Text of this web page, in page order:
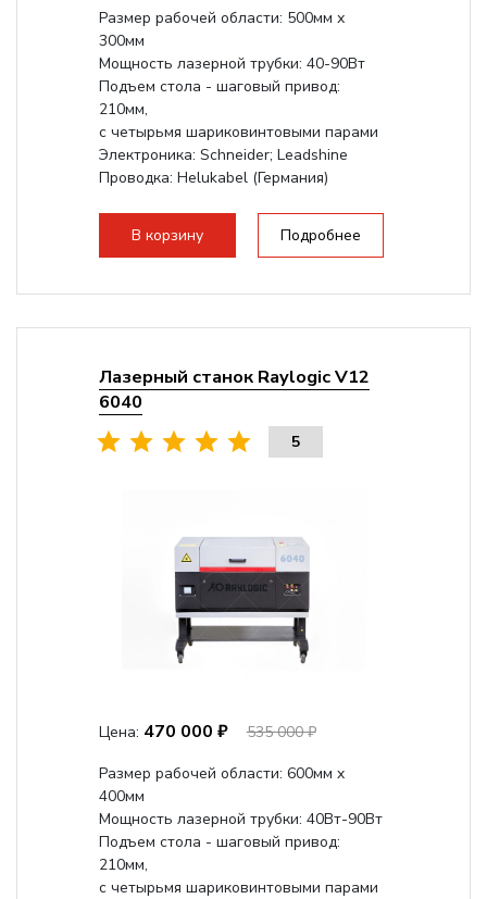
Размер рабочей области: 500мм х
300мм
Мощность лазерной трубки: 40-90Вт
Подъем стола - шаговый привод:
210мм,
с четырьмя шариковинтовыми парами
Электроника: Schneider; Leadshine
Проводка: Helukabel (Германия)
В корзину
Подробнее
Лазерный станок Raylogic V12
6040
5
Цена: 470 000 ₽
535 000 ₽
Размер рабочей области: 600мм x
400мм
Мощность лазерной трубки: 40Вт-90Вт
Подъем стола - шаговый привод:
210мм,
с четырьмя шариковинтовыми парами